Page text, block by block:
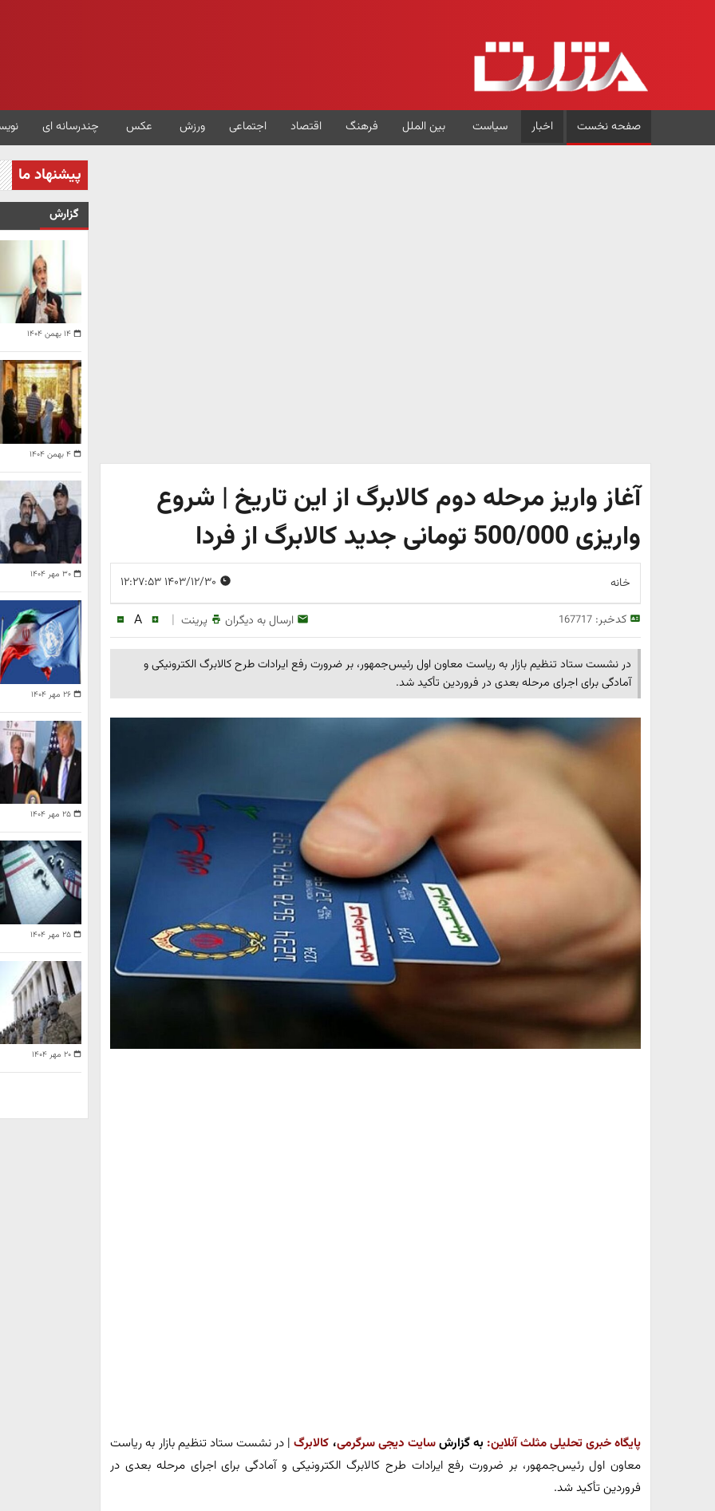
صفحه نخست اخبار سیاست بین الملل فرهنگ اقتصاد اجتماعی ورزش عکس چندرسانه ای
آغاز واریز مرحله دوم کالابرگ از این تاریخ | شروع
واریزی 500/000 تومانی جدید کالابرگ از فردا
خانه
کدخبر:167717 ارسال به دیگران پرینت |
A
در نشست ستاد تنظیم بازار به ریاست معاون اول رئیس‌جمهور، بر ضرورت رفع ایرادات طرح کالابرگ الکترونیکی و
آمادگی برای اجرای مرحله بعدی در فروردین تأکید شد.
پایگاه خبری تحلیلی مثلث آنلاین: به گزارشسایت دیجی سرگرمی، کالابرگ| در نشست ستاد تنظیم بازار به ریاست
معاون اول رئیس‌جمهور، بر ضرورت رفع ایرادات طرح کالابرگ الکترونیکی و آمادگی برای اجرای مرحله بعدی در
فروردین تأکید شد.
پیشنهاد ما
گزارش
۱۴ بهمن ۱۴۰۴
۴ بهمن ۱۴۰۴
۳۰ مهر ۱۴۰۴
۲۶ مهر ۱۴۰۴
۲۵ مهر ۱۴۰۴
۲۵ مهر ۱۴۰۴
۲۰ مهر ۱۴۰۴